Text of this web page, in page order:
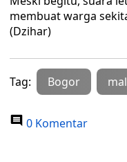
membuat warga
(Dzihar)
Tag: Bogor
0 Komentar